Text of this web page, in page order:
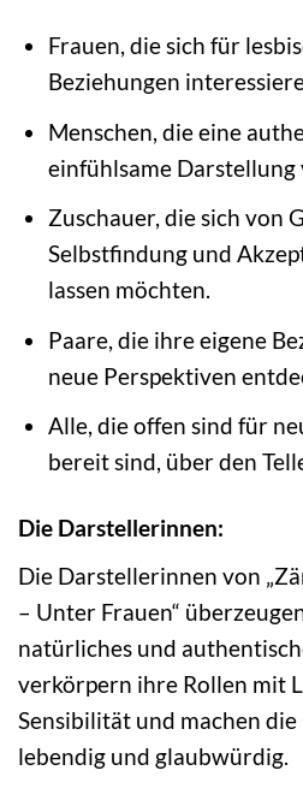
Frauen, die sich für
Beziehungen
Menschen, die eine
einfühlsame
Zuschauer, die sich von
Selbstfindung und
lassen möchten.
Paare, die ihre eigene
neue Perspektiven
Alle, die offen sind für
bereit sind, über den
Die Darstellerinnen:
Die Darstellerinnen von
– Unter Frauen“
natürliches und
verkörpern ihre Rollen mit
Sensibilität und machen die
lebendig und glaubwürdig.